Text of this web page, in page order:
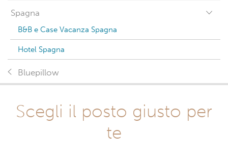
Spagna
B&B e Case Vacanza Spagna
Hotel Spagna
Bluepillow
Scegli il posto giusto per
te